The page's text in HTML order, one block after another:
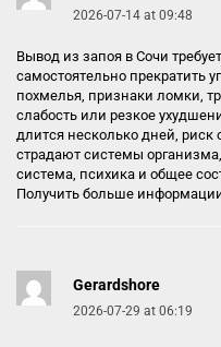
2026-07-14 at 09:48
Вывод из запоя в Сочи
самостоятельно прекратить
похмелья, признаки ломки,
слабость или резкое
длится несколько дней,
страдают системы
система, психика и общее
Получить больше
Gerardshore
2026-07-29 at 06:19